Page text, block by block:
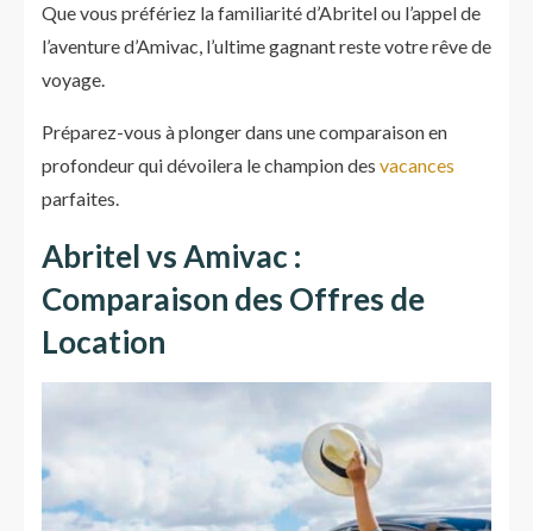
Que vous préfériez la familiarité d’Abritel ou l’appel de
l’aventure d’Amivac, l’ultime gagnant reste votre rêve de
voyage.
Préparez-vous à plonger dans une comparaison en
profondeur qui dévoilera le champion des vacances
parfaites.
Abritel vs Amivac :
Comparaison des Offres de
Location